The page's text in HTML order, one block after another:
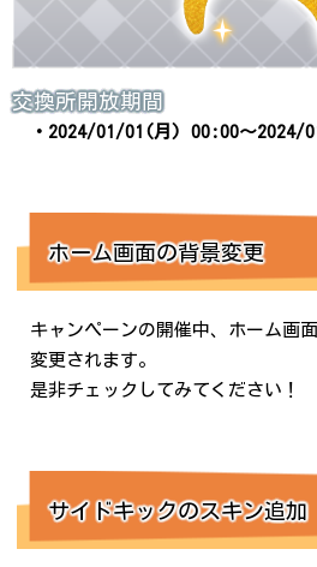
交換所開放期間
・2024/01/01(月) 00:00～
ホーム画面の背景変更
キャンペーンの開催中、ホーム画
変更されます。
是非チェックしてみてください！
サイドキックのスキン追加